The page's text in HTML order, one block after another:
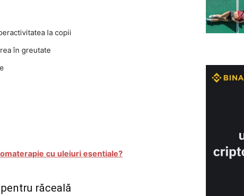
la copii
în greutate
cu uleiuri esentiale?
răceală